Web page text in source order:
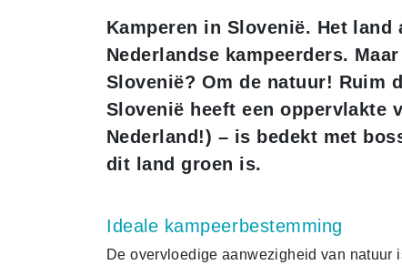
Kamperen in Slovenië. Het
Nederlandse kampeerders.
Slovenië? Om de natuur! Ruim
Slovenië heeft een oppervlakte
Nederland!) – is bedekt met
dit land groen is.
Ideale kampeerbestemming
De overvloedige aanwezigheid van natuur